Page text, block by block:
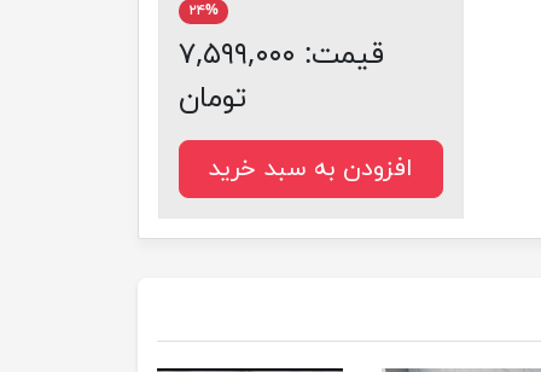
۲۴%
قیمت: ۷,۵۹۹,۰۰۰
تومان
افزودن به سبد خرید